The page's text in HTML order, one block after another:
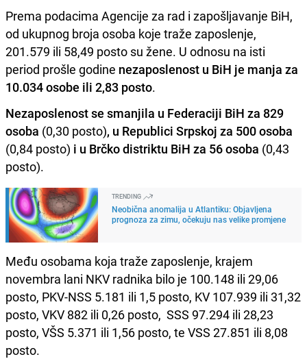
Prema podacima Agencije za rad i zapošljavanje BiH,
od ukupnog broja osoba koje traže zaposlenje,
201.579 ili 58,49 posto su žene. U odnosu na isti
period prošle godine nezaposlenost u BiH je manja za
10.034 osobe ili 2,83 posto.
Nezaposlenost se smanjila u Federaciji BiH za 829
osoba (0,30 posto), u Republici Srpskoj za 500 osoba
(0,84 posto) i u Brčko distriktu BiH za 56 osoba (0,43
posto).
TRENDING
Neobična anomalija u Atlantiku: Objavljena
prognoza za zimu, očekuju nas velike promjene
Među osobama koja traže zaposlenje, krajem
novembra lani NKV radnika bilo je 100.148 ili 29,06
posto, PKV-NSS 5.181 ili 1,5 posto, KV 107.939 ili 31,32
posto, VKV 882 ili 0,26 posto, SSS 97.294 ili 28,23
posto, VŠS 5.371 ili 1,56 posto, te VSS 27.851 ili 8,08
posto.